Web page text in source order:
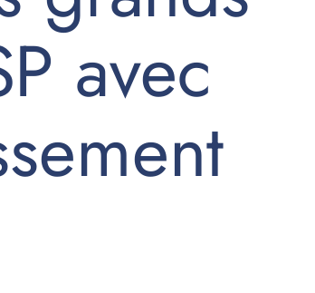
avec